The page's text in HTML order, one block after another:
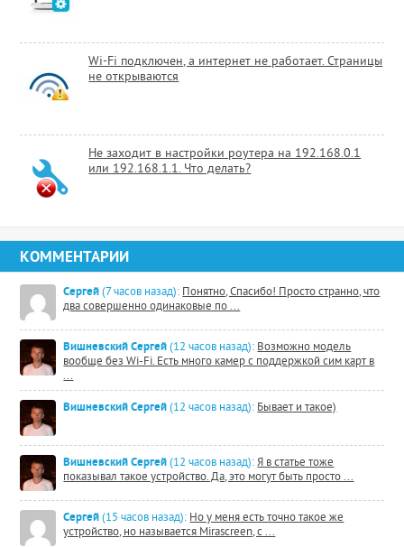
Wi-Fi подключен, а интернет не работает. Страницы
не открываются
Не заходит в настройки роутера на 192.168.0.1
или 192.168.1.1. Что делать?
КОММЕНТАРИИ
Сергей (7 часов назад): Понятно, Спасибо! Просто странно, что
два совершенно одинаковые по ...
Вишневский Сергей (12 часов назад): Возможно модель
вообще без Wi-Fi. Есть много камер с поддержкой сим карт в
...
Вишневский Сергей (12 часов назад): Бывает и такое)
Вишневский Сергей (12 часов назад): Я в статье тоже
показывал такое устройство. Да, это могут быть просто ...
Сергей (15 часов назад): Но у меня есть точно такое же
устройство, но называется Mirascreen, с ...